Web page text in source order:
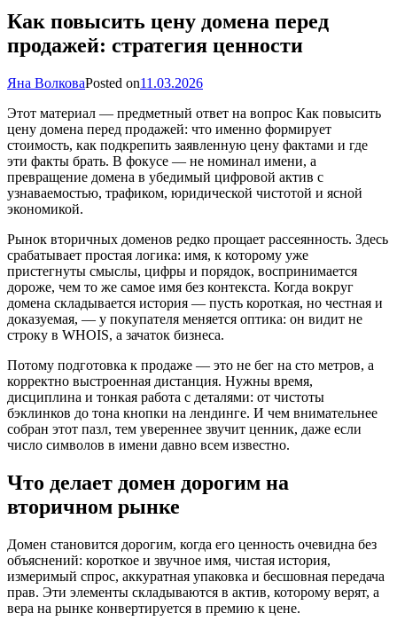
Как повысить цену домена перед
продажей: стратегия ценности
Яна ВолковаPosted on11.03.2026
Этот материал — предметный ответ на вопрос Как повысить
цену домена перед продажей: что именно формирует
стоимость, как подкрепить заявленную цену фактами и где
эти факты брать. В фокусе — не номинал имени, а
превращение домена в убедимый цифровой актив с
узнаваемостью, трафиком, юридической чистотой и ясной
экономикой.
Рынок вторичных доменов редко прощает рассеянность. Здесь
срабатывает простая логика: имя, к которому уже
пристегнуты смыслы, цифры и порядок, воспринимается
дороже, чем то же самое имя без контекста. Когда вокруг
домена складывается история — пусть короткая, но честная и
доказуемая, — у покупателя меняется оптика: он видит не
строку в WHOIS, а зачаток бизнеса.
Потому подготовка к продаже — это не бег на сто метров, а
корректно выстроенная дистанция. Нужны время,
дисциплина и тонкая работа с деталями: от чистоты
бэклинков до тона кнопки на лендинге. И чем внимательнее
собран этот пазл, тем увереннее звучит ценник, даже если
число символов в имени давно всем известно.
Что делает домен дорогим на
вторичном рынке
Домен становится дорогим, когда его ценность очевидна без
объяснений: короткое и звучное имя, чистая история,
измеримый спрос, аккуратная упаковка и бесшовная передача
прав. Эти элементы складываются в актив, которому верят, а
вера на рынке конвертируется в премию к цене.